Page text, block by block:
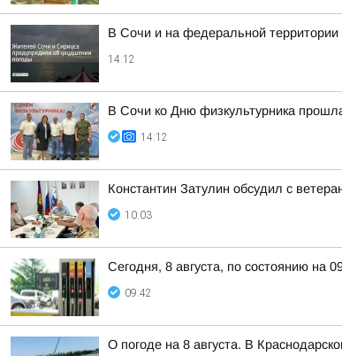
В Сочи и на федеральной
14:12
В Сочи ко Дню физкультурника
14:12
Константин Затулин обсудил с
10:03
Сегодня, 8 августа, по состоянию на
09:42
О погоде на 8 августа. В